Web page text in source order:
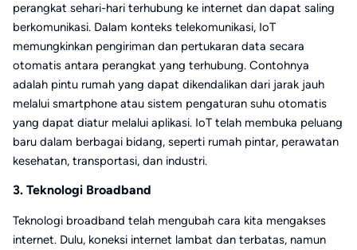
perangkat sehari-hari terhubung ke internet dan dapat saling
berkomunikasi. Dalam konteks telekomunikasi, IoT
memungkinkan pengiriman dan pertukaran data secara
otomatis antara perangkat yang terhubung. Contohnya
adalah pintu rumah yang dapat dikendalikan dari jarak jauh
melalui smartphone atau sistem pengaturan suhu otomatis
yang dapat diatur melalui aplikasi. IoT telah membuka peluang
baru dalam berbagai bidang, seperti rumah pintar, perawatan
kesehatan, transportasi, dan industri.
3. Teknologi Broadband
Teknologi broadband telah mengubah cara kita mengakses
internet. Dulu, koneksi internet lambat dan terbatas, namun